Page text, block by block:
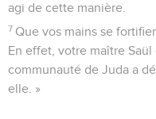
agi de cette manière.
7 Que vos mains se
En effet, votre maître
communauté de Juda a
elle. »